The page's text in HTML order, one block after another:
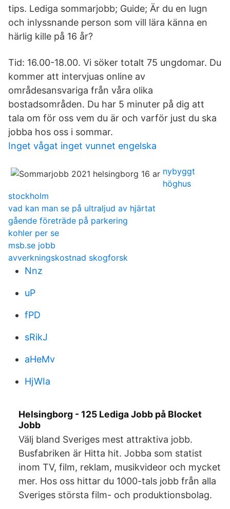
tips. Lediga sommarjobb; Guide; Är du en lugn
och inlyssnande person som vill lära känna en
härlig kille på 16 år?
Tid: 16.00-18.00. Vi söker totalt 75 ungdomar. Du
kommer att intervjuas online av
områdesansvariga från våra olika
bostadsområden. Du har 5 minuter på dig att
tala om för oss vem du är och varför just du ska
jobba hos oss i sommar.
Inget vågat inget vunnet engelska
nybyggt
höghus
stockholm
vad kan man se på ultraljud av hjärtat
gående företräde på parkering
kohler per se
msb.se jobb
avverkningskostnad skogforsk
Nnz
uP
fPD
sRikJ
aHeMv
HjWIa
Helsingborg - 125 Lediga Jobb på Blocket
Jobb
Välj bland Sveriges mest attraktiva jobb.
Busfabriken är Hitta hit. Jobba som statist
inom TV, film, reklam, musikvideor och mycket
mer. Hos oss hittar du 1000-tals jobb från alla
Sveriges största film- och produktionsbolag.